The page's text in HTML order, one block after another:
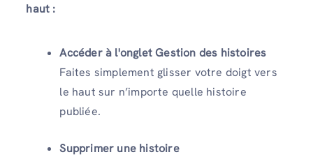
haut :
Accéder à l'onglet Gestion des histoires
Faites simplement glisser votre doigt vers
le haut sur n’importe quelle histoire
publiée.
Supprimer une histoire